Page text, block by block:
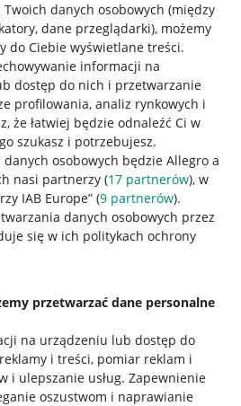
danych osobowych (między
dane przeglądarki), możemy
do Ciebie wyświetlane treści.
informacji na
dostęp do nich i przetwarzanie
profilowania, analiz rynkowych i
że łatwiej będzie odnaleźć Ci w
szukasz i potrzebujesz.
osobowych będzie Allegro a
nasi partnerzy (17 partnerów), w
IAB Europe” (9 partnerów).
danych osobowych przez
się w ich politykach ochrony
przetwarzać dane personalne
na urządzeniu lub dostęp do
i treści, pomiar reklam i
i ulepszanie usług. Zapewnienie
oszustwom i naprawianie